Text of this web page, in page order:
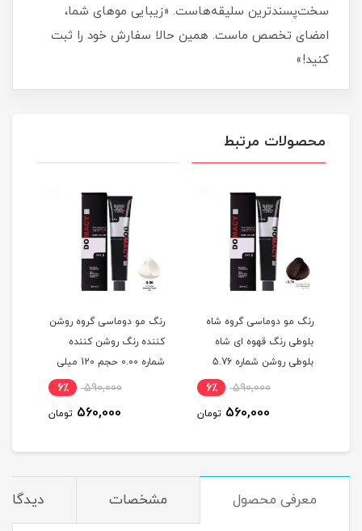
سخت‌پسندترین سلیقه‌هاست. «زیبایی موهای شما،
امضای تخصص ماست. همین حالا سفارش خود را ثبت
کنید!»
محصولات مرتبط
رنگ مو دوماسی گروه شاه
بلوطی رنگ قهوه ای شاه
بلوطی روشن شماره 5.76
590,000 6٪
560,000 تومان
رنگ مو دوماسی گروه روشن
کننده رنگ روشن کننده
شماره 0.00 حجم 120 میلی
590,000 6٪
560,000 تومان
معرفی محصول مشخصات